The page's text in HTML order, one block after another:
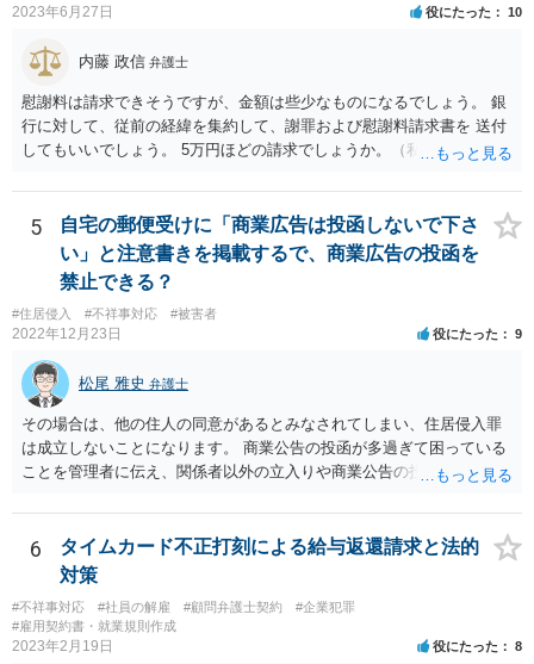
2023年6月27日 役にたった 10
内藤 政信 弁護士
慰謝料は請求できそうですが、金額は些少なものになるでしょう。 銀
行に対して、従前の経緯を集約して、謝罪および慰謝料請求書を 送付
してもいいでしょう。 5万円ほどの請求でしょうか。（私見）
5
自宅の郵便受けに「商業広告は投函しないで下さ
い」と注意書きを掲載するで、商業広告の投函を
禁止できる？
#住居侵入 #不祥事対応 #被害者
2022年12月23日 役にたった 9
松尾 雅史 弁護士
その場合は、他の住人の同意があるとみなされてしまい、住居侵入罪
は成立しないことになります。 商業公告の投函が多過ぎて困っている
ことを管理者に伝え、関係者以外の立入りや商業公告の投函を禁ずる
6
タイムカード不正打刻による給与返還請求と法的
対策
#不祥事対応 #社員の解雇 #顧問弁護士契約
#企業犯罪
#雇用契約書・就業規則作成
2023年2月19日 役にたった 8